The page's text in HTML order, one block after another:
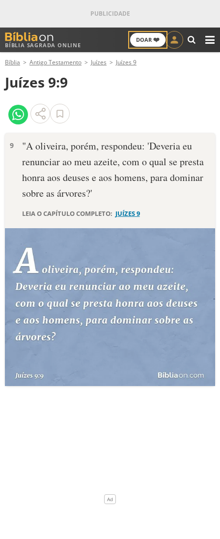
BÍBLIA SAGRADA ONLINE
DOAR ❤️
ANTIGO TESTAMENTO
NOVO TESTAMENTO
VERSÍCULOS
PALAVRA DO DIA
SALMO DO DIA
DEVOCIONAL DIÁRIO
ESTUDOS BÍBLICOS
ESBOÇOS DE PREGAÇÃO
PERGUNTE À BÍBLIA
QUEM SOMOS
Bíblia Antigo Testamento Juízes Juízes 9
Juízes 9:9
9
"A oliveira, porém, respondeu: 'Deveria eu
renunciar ao meu azeite, com o qual se presta
honra aos deuses e aos homens, para dominar
sobre as árvores?'
LEIA O CAPÍTULO COMPLETO: JUÍZES 9